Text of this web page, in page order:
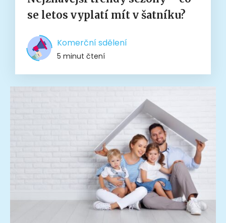
se letos vyplatí mít v šatníku?
Komerční sdělení
5 minut čtení